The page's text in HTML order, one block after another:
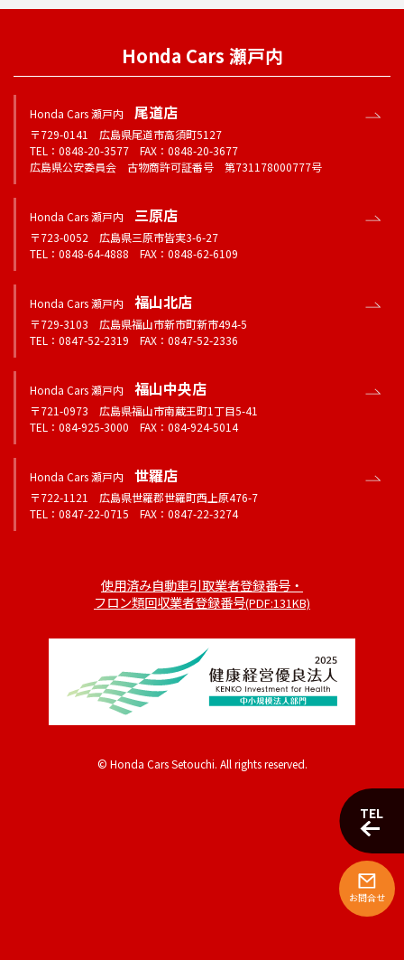
TEL
お問合せ
Honda Cars 瀬戸内
Honda Cars 瀬戸内 尾道店
〒729-0141 広島県尾道市高須町5127
TEL：0848-20-3577 FAX：0848-20-3677
広島県公安委員会 古物商許可証番号 第731178000777号
Honda Cars 瀬戸内 三原店
〒723-0052 広島県三原市皆実3-6-27
TEL：0848-64-4888 FAX：0848-62-6109
Honda Cars 瀬戸内 福山北店
〒729-3103 広島県福山市新市町新市494-5
TEL：0847-52-2319 FAX：0847-52-2336
Honda Cars 瀬戸内 福山中央店
〒721-0973 広島県福山市南蔵王町1丁目5-41
TEL：084-925-3000 FAX：084-924-5014
Honda Cars 瀬戸内 世羅店
〒722-1121 広島県世羅郡世羅町西上原476-7
TEL：0847-22-0715 FAX：0847-22-3274
使用済み自動車引取業者登録番号・
フロン類回収業者登録番号(PDF:131KB)
© Honda Cars Setouchi. All rights reserved.